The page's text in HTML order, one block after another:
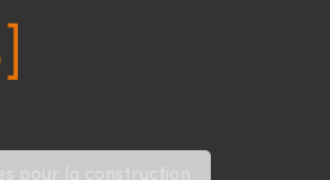
pour la construction